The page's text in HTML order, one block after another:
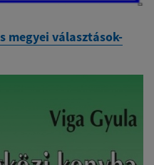
megyei választások-